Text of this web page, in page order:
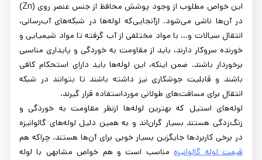
این خواص مطلوب از وجود پوشش محافظ از جنس عنصر روی (Zn)
در آن‌ها ناشی می‌شود. ازآنجایی‌که لوله‌ها در شبکه‌های آب‌رسانی،
انتقال سیالات و... با مواد مختلفی از آب گرفته تا مواد شیمیایی و
خورنده سروکار دارند، باید از مقاومت به خوردگی و پایداری مناسبی
برخوردار باشند. ضمن اینکه، این لوله‌ها باید دارای استحکام کافی
باشند و قابلیت جوشکاری نیز داشته باشند تا بتوانند در شبکه
انتقال برای مسافت‌های طولانی مورداستفاده قرار گیرند.
لوله‌های استیل که بهترین لوله‌ها ازنظر مقاومت به خوردگی و
زنگ‌زدگی هستند بسیار گران‌اند و به همین دلیل لوله‌های گالوانیزه
در برخی کاربردها جایگزین بسیار خوبی برای آن‌ها هستند. چراکه هم
قیمت لوله گالوانیزهمناسب است و هم خواص مشابهی با لوله